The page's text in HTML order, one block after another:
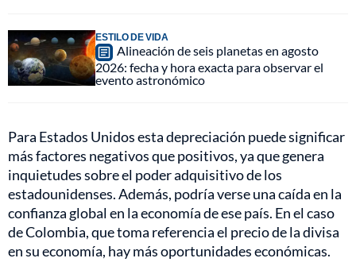
ESTILO DE VIDA
Alineación de seis planetas en agosto
2026: fecha y hora exacta para observar el
evento astronómico
Para Estados Unidos esta depreciación puede significar
más factores negativos que positivos, ya que genera
inquietudes sobre el poder adquisitivo de los
estadounidenses. Además, podría verse una caída en la
confianza global en la economía de ese país. En el caso
de Colombia, que toma referencia el precio de la divisa
en su economía, hay más oportunidades económicas.